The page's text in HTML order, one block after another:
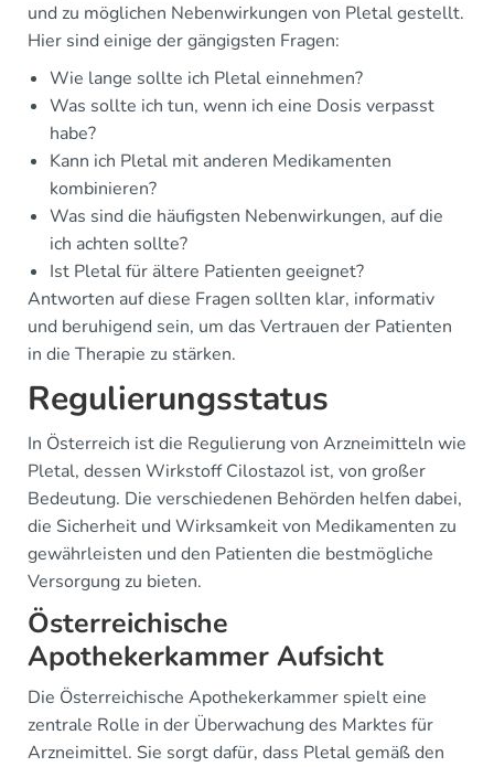
und zu möglichen Nebenwirkungen von Pletal gestellt.
Hier sind einige der gängigsten Fragen:
Wie lange sollte ich Pletal einnehmen?
Was sollte ich tun, wenn ich eine Dosis verpasst
habe?
Kann ich Pletal mit anderen Medikamenten
kombinieren?
Was sind die häufigsten Nebenwirkungen, auf die
ich achten sollte?
Ist Pletal für ältere Patienten geeignet?
Antworten auf diese Fragen sollten klar, informativ
und beruhigend sein, um das Vertrauen der Patienten
in die Therapie zu stärken.
Regulierungsstatus
In Österreich ist die Regulierung von Arzneimitteln wie
Pletal, dessen Wirkstoff Cilostazol ist, von großer
Bedeutung. Die verschiedenen Behörden helfen dabei,
die Sicherheit und Wirksamkeit von Medikamenten zu
gewährleisten und den Patienten die bestmögliche
Versorgung zu bieten.
Österreichische
Apothekerkammer Aufsicht
Die Österreichische Apothekerkammer spielt eine
zentrale Rolle in der Überwachung des Marktes für
Arzneimittel. Sie sorgt dafür, dass Pletal gemäß den